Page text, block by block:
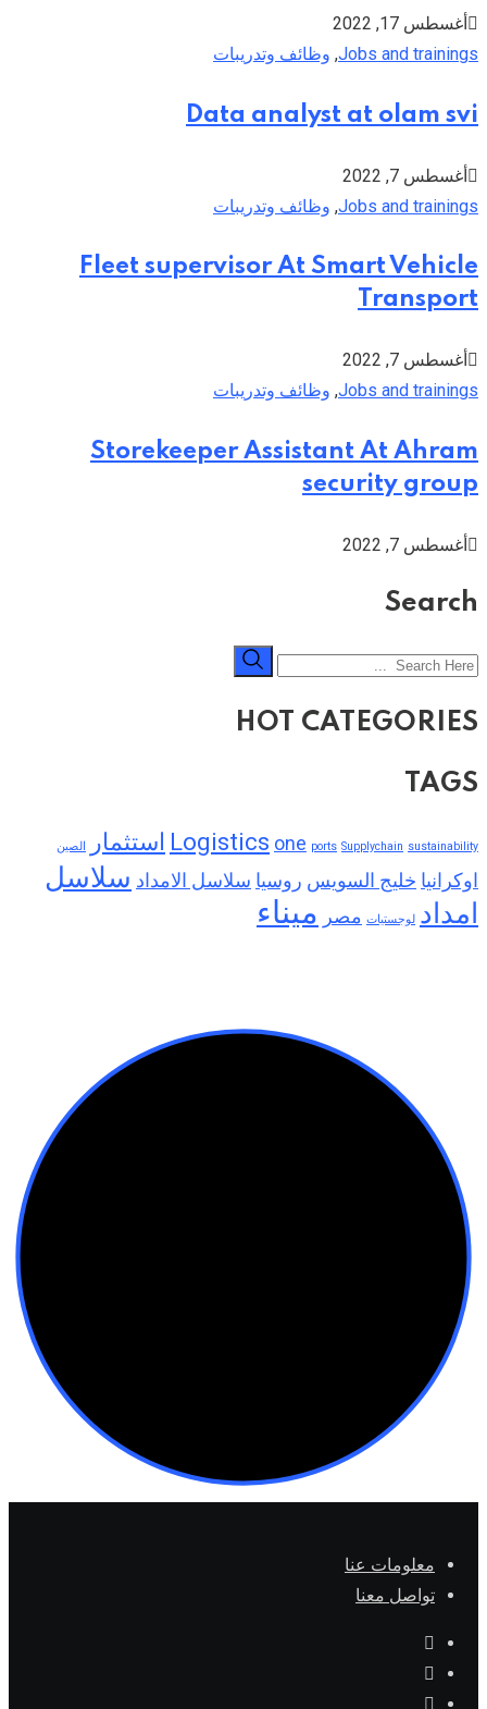
أغسطس 17, 2022
Jobs and trainings
, وظائف وتدريبات
Data analyst at olam svi
أغسطس 7, 2022
Jobs and trainings
, وظائف وتدريبات
Fleet supervisor At Smart Vehicle
Transport
أغسطس 7, 2022
Jobs and trainings
, وظائف وتدريبات
Storekeeper Assistant At Ahram
security group
أغسطس 7, 2022
Search
HOT CATEGORIES
TAGS
Logistics one ports Supplychain sustainability استثمار الصين
اوكرانيا خليج السويس روسيا سلاسل الامداد سلاسل
امداد لوجستيات مصر ميناء
معلومات عنا
تواصل معنا